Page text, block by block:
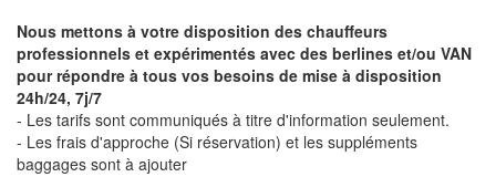
Nous mettons à votre disposition des chauffeurs
professionnels et expérimentés avec des berlines et/ou VAN
pour répondre à tous vos besoins de mise à disposition
24h/24, 7j/7
- Les tarifs sont communiqués à titre d'information seulement.
- Les frais d'approche (Si réservation) et les suppléments
baggages sont à ajouter